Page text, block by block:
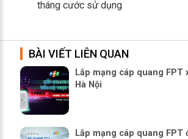
tháng cước sử dụng
BÀI VIẾT LIÊN QUAN
Lắp mạng cáp quang FPT
Hà Nội
Lắp mạng cáp quang FPT